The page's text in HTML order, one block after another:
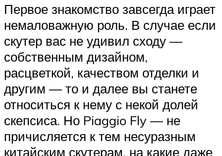
Первое знакомство завсегда играет
немаловажную роль. В случае если
скутер вас не удивил сходу —
собственным дизайном,
расцветкой, качеством отделки и
другим — то и далее вы станете
относиться к нему с некой долей
скепсиса. Но Piaggio Fly — не
причисляется к тем несуразным
китайским скутерам, на какие даже